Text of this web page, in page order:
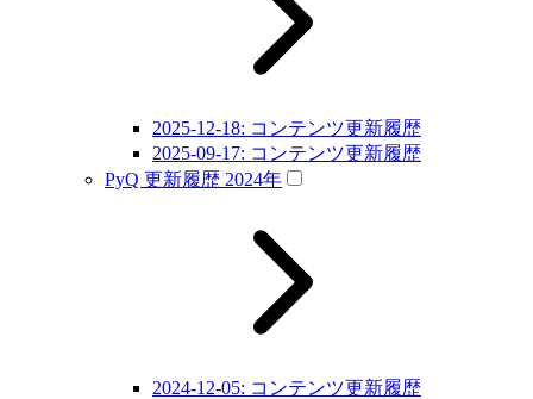
2025-12-18: コンテンツ更新履歴
2025-09-17: コンテンツ更新履歴
PyQ 更新履歴 2024年
2024-12-05: コンテンツ更新履歴